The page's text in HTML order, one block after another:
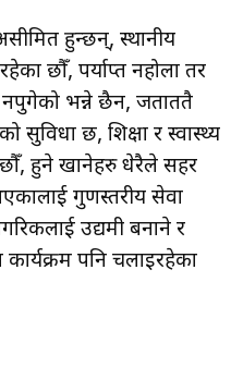
हुन्छन्, स्थानीय
छौँ, पर्याप्त नहोला तर
नपुगेको भन्ने छैन, जताततै
सुविधा छ, शिक्षा र स्वास्थ्य
छौँ, हुने खानेहरु धेरैले सहर
गुणस्तरीय सेवा
उद्यमी बनाने र
पनि चलाइरहेका